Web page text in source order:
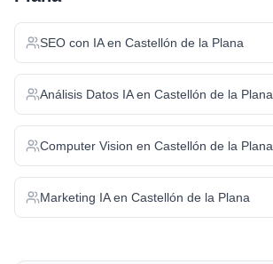
SEO con IAen Castellón de la Plana
Análisis Datos IAen Castellón de la Plana
Computer Vision en Castellón de la Plana
Marketing IAen Castellón de la Plana